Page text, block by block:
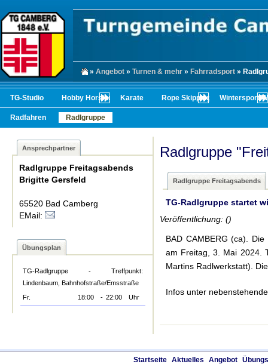
» Angebot » Turnen & mehr » Fahrradsport »
TG-Studio Hobby Horsing Karate Rope Skipping Wintersport/
Radfahren Radlgruppe
Ansprechpartner
Radlgruppe Freitagsabends
Brigitte Gersfeld
65520 Bad Camberg
EMail:
Übungsplan
TG-Radlgruppe - Treffpunkt:
Lindenbaum, Bahnhofstraße/Emsstraße
Fr.
18:00 - 22:00 Uhr
Radlgruppe
Radlgruppe Freitagsabends
TG-Radlgruppe startet
Veröffentlichung: ()
BAD CAMBERG (ca).
am Freitag, 3. Mai 2024.
Martins Radlwerkstatt).
Infos unter
Startseite Aktuelles Angebot